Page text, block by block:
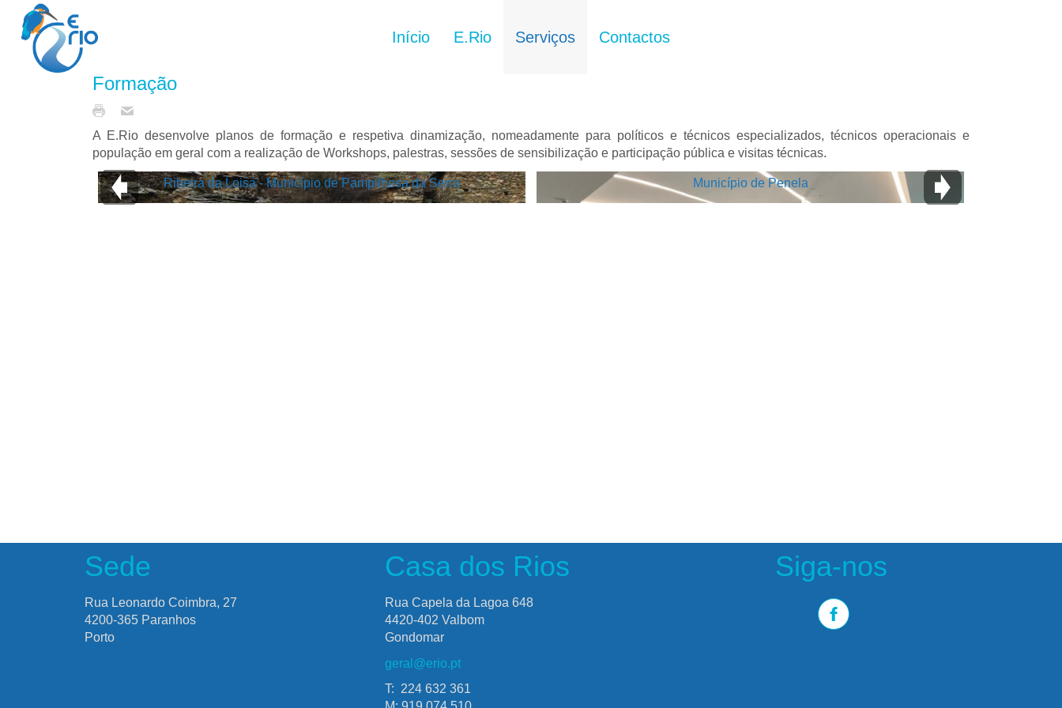
Início E.Rio Serviços Contactos
Formação
A E.Rio desenvolve planos de formação e respetiva dinamização, nomeadamente para políticos e técnicos especializados, técnicos operacionais e
população em geral com a realização de Workshops, palestras, sessões de sensibilização e participação pública e visitas técnicas.
Ribeira da Loisa - Município de Pampilhosa da Serra Município de Penela
Sede
Rua Leonardo Coimbra, 27
4200-365 Paranhos
Porto
Casa dos Rios
Rua Capela da Lagoa 648
4420-402 Valbom
Gondomar
geral@erio.pt
T: 224 632 361
Siga-nos